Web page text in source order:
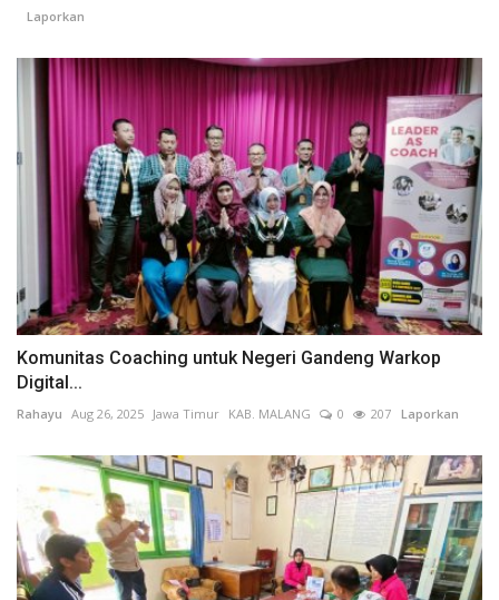
Laporkan
Komunitas Coaching untuk Negeri Gandeng Warkop
Digital...
Rahayu Aug 26, 2025 Jawa Timur KAB. MALANG 0 207 Laporkan